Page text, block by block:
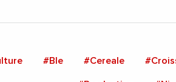
#Ble #Cereale